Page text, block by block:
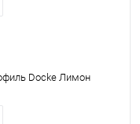
Docke Лимон